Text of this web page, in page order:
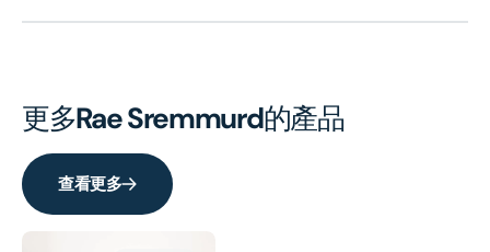
更多Rae Sremmurd的產品
查看更多